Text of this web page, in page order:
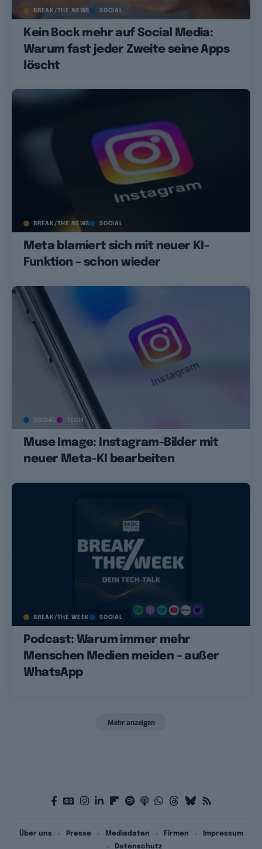
BREAK/THE NEWS SOCIAL
Kein Bock mehr auf Social Media:
Warum fast jeder Zweite seine Apps
löscht
BREAK/THE NEWS SOCIAL
Meta blamiert sich mit neuer KI-
Funktion – schon wieder
SOCIAL TECH
Muse Image: Instagram-Bilder mit
neuer Meta-KI bearbeiten
BREAK/THE WEEK SOCIAL
Podcast: Warum immer mehr
Menschen Medien meiden – außer
WhatsApp
Mehr anzeigen
Über uns Presse Mediadaten Firmen
Impressum
Datenschutz